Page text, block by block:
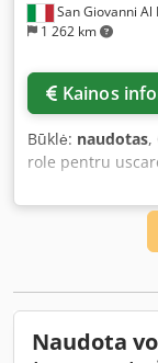
San Giovanni Al
1 262 km
Kainos
Būklė: naudotas,
role pentru
x 4 m (VÂNDUT)
m Dcedpfx
Naudota